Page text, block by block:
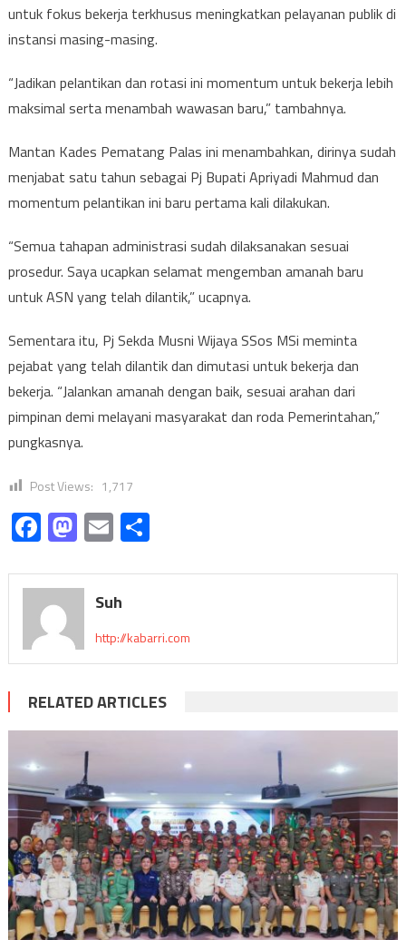
untuk fokus bekerja terkhusus meningkatkan pelayanan publik di
instansi masing-masing.
“Jadikan pelantikan dan rotasi ini momentum untuk bekerja lebih
maksimal serta menambah wawasan baru,” tambahnya.
Mantan Kades Pematang Palas ini menambahkan, dirinya sudah
menjabat satu tahun sebagai Pj Bupati Apriyadi Mahmud dan
momentum pelantikan ini baru pertama kali dilakukan.
“Semua tahapan administrasi sudah dilaksanakan sesuai
prosedur. Saya ucapkan selamat mengemban amanah baru
untuk ASN yang telah dilantik,” ucapnya.
Sementara itu, Pj Sekda Musni Wijaya SSos MSi meminta
pejabat yang telah dilantik dan dimutasi untuk bekerja dan
bekerja. “Jalankan amanah dengan baik, sesuai arahan dari
pimpinan demi melayani masyarakat dan roda Pemerintahan,”
pungkasnya.
Post Views: 1,717
Facebook
Mastodon
EmailShare
Suh
http://kabarri.com
RELATED ARTICLES